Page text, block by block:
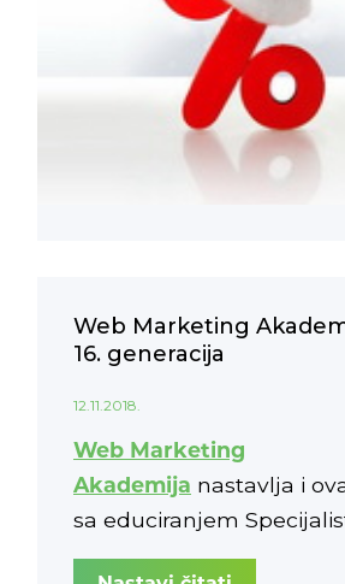
Web Marketing
16. generacija
12.11.2018.
Web Marketing
Akademija nastavlja i
sa educiranjem
digitalni marketing. 16.